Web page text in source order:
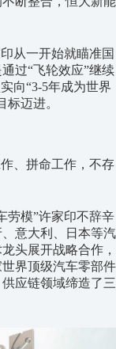
从一开始就瞄准国
过“飞轮效应”继续
向“3-5年成为世界
迈进。
、拼命工作，不存
劳模”许家印不辞辛
意大利、日本等汽
头展开战略合作，
界顶级汽车零部件
应链领域缔造了三